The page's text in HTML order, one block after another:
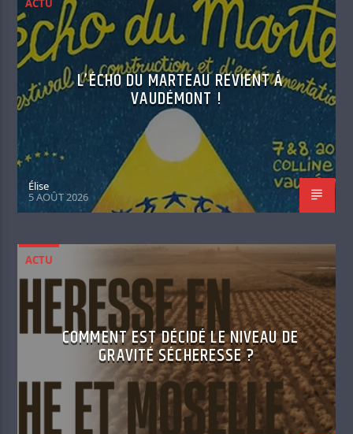
ACTU
L’ÉCHO DU MARTEAU REVIENT À
VAUDÉMONT !
Élise
5 AOÛT 2026
ACTU
COMMENT EST DÉCIDÉ LE NIVEAU DE
GRAVITÉ SÉCHERESSE ?